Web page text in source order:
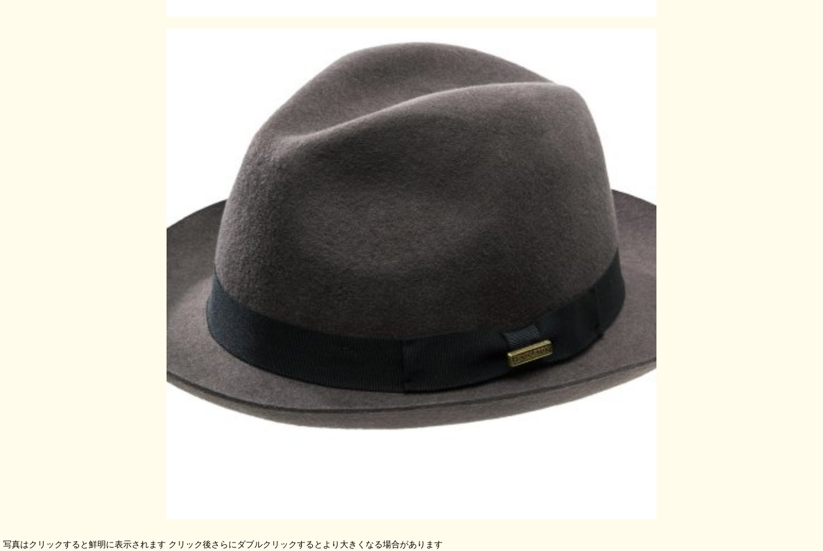
写真はクリックすると鮮明に表示されます クリック後さらにダブルクリックするとより大きくなる場合があります